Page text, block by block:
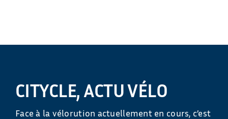
CITYCLE, ACTU VÉLO
Face à la vélorution actuellement en cours, c’est